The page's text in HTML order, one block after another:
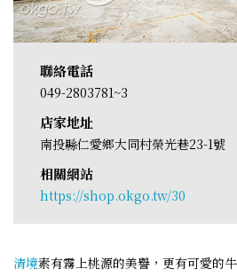
聯絡電話
049-2803781~3
店家地址
南投縣仁愛鄉大同村榮光巷23-1號
相關網站
https://shop.okgo.tw/30
清境素有霧上桃源的美譽，更有可愛的